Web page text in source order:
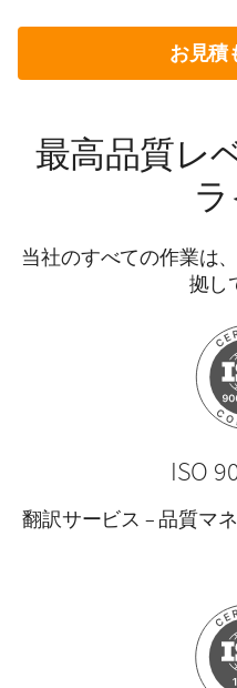
お見積
最高品質レ
当社のすべての作業は
拠し
ISO
翻訳サービス – 品質マ